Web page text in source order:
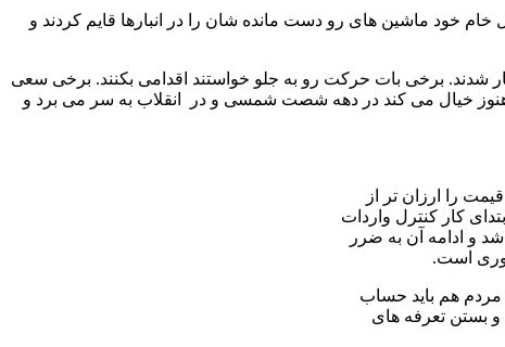
خام خود ماشین های رو دست مانده شان را در انبارها قایم کردند و
شدند. برخی بات حرکت رو به جلو خواستند اقدامی بکنند. برخی سعی
هنوز خیال می کند در دهه شصت شمسی و در انقلاب به سر می برد و
را ارزان تر از
کار کنترل واردات
و ادامه آن به ضرر
است.
هم باید حساب
و بستن تعرفه های